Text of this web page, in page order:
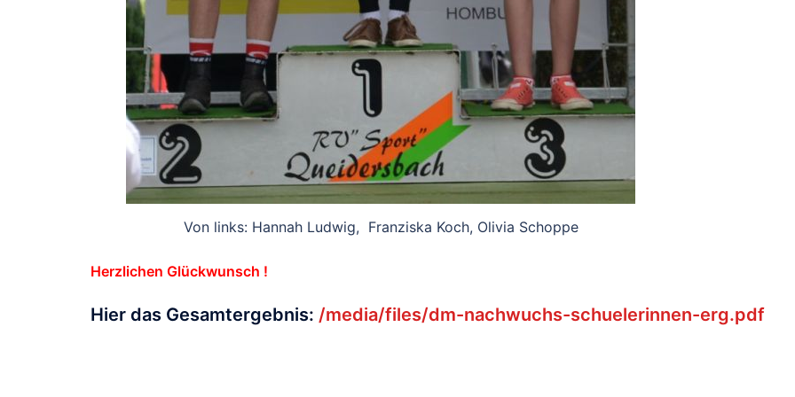
Von links: Hannah Ludwig, Franziska Koch, Olivia Schoppe
Herzlichen Glückwunsch !
Hier das Gesamtergebnis: /media/files/dm-nachwuchs-schuelerinnen-erg.pdf